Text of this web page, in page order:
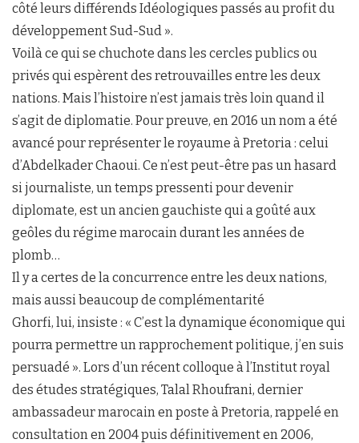
côté leurs différends Idéologiques passés au profit du
développement Sud-Sud ».
Voilà ce qui se chuchote dans les cercles publics ou
privés qui espèrent des retrouvailles entre les deux
nations. Mais l’histoire n’est jamais très loin quand il
s’agit de diplomatie. Pour preuve, en 2016 un nom a été
avancé pour représenter le royaume à Pretoria : celui
d’Abdelkader Chaoui. Ce n’est peut-être pas un hasard
si journaliste, un temps pressenti pour devenir
diplomate, est un ancien gauchiste qui a goûté aux
geôles du régime marocain durant les années de
plomb…
Il y a certes de la concurrence entre les deux nations,
mais aussi beaucoup de complémentarité
Ghorfi, lui, insiste : « C’est la dynamique économique qui
pourra permettre un rapprochement politique, j’en suis
persuadé ». Lors d’un récent colloque à l’Institut royal
des études stratégiques, Talal Rhoufrani, dernier
ambassadeur marocain en poste à Pretoria, rappelé en
consultation en 2004 puis définitivement en 2006,